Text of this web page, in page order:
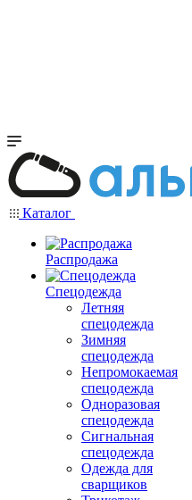
Каталог
Распродажа
Спецодежда
Летняя
спецодежда
Зимняя
спецодежда
Непромокаемая
спецодежда
Одноразовая
спецодежда
Сигнальная
спецодежда
Одежда для
сварщиков